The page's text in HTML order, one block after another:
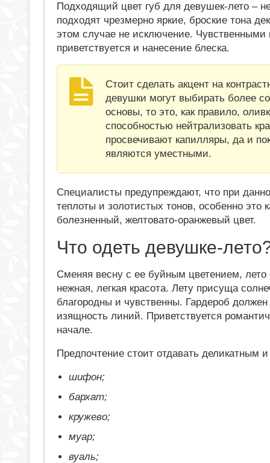
Подходящий цвет губ для девушек-лето –
подходят чрезмерно яркие, броские тона
этом случае не исключение. Чувственными
приветствуется и нанесение блеска.
Стоит сделать акцент на
девушки могут выбирать более
основы, то это, как правило,
способностью нейтрализовать
просвечивают капилляры, да и
являются уместными.
Специалисты предупреждают, что при
теплоты и золотистых тонов, особенно это
болезненный, желтовато-оранжевый цвет.
Что одеть девушке-
Сменяя весну с ее буйным цветением,
нежная, легкая красота. Лету присуща
благородны и чувственны. Гардероб
изящность линий. Приветствуется
начале.
Предпочтение стоит отдавать деликатным
шифон;
бархат;
кружево;
муар;
вуаль;